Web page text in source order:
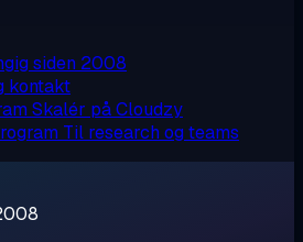
siden 2008
kontakt
Skalér på Cloudzy
Til research og teams